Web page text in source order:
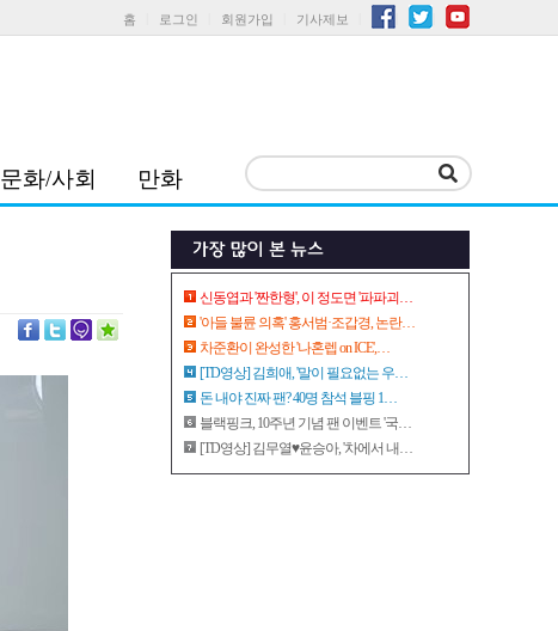
홈 로그인 회원가입 기사제보
문화/사회 만화
신동엽과 '짠한형', 이 정도면 '파파괴…
'아들 불륜 의혹' 홍서범·조갑경, 논란…
차준환이 완성한 '나혼렙 on ICE',…
[TD영상] 김희애, '말이 필요없는 우…
돈 내야 진짜 팬? 40명 참석 블핑 1…
블랙핑크, 10주년 기념 팬 이벤트 '국…
[TD영상] 김무열♥윤승아, '차에서 내…